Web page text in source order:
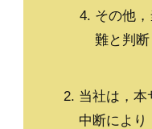
その他
難と判
当社は，本
中断により